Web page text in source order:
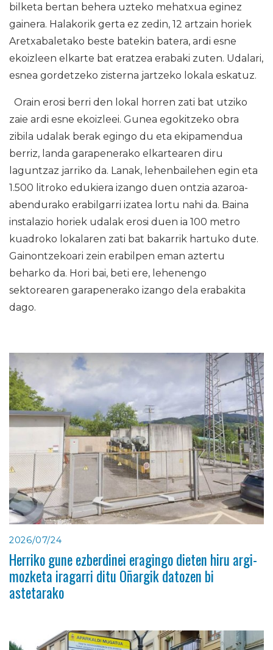
bilketa bertan behera uzteko mehatxua eginez
gainera. Halakorik gerta ez zedin, 12 artzain horiek
Aretxabaletako beste batekin batera, ardi esne
ekoizleen elkarte bat eratzea erabaki zuten. Udalari,
esnea gordetzeko zisterna jartzeko lokala eskatuz.
Orain erosi berri den lokal horren zati bat utziko
zaie ardi esne ekoizleei. Gunea egokitzeko obra
zibila udalak berak egingo du eta ekipamendua
berriz, landa garapenerako elkartearen diru
laguntzaz jarriko da. Lanak, lehenbailehen egin eta
1.500 litroko edukiera izango duen ontzia azaroa-
abendurako erabilgarri izatea lortu nahi da. Baina
instalazio horiek udalak erosi duen ia 100 metro
kuadroko lokalaren zati bat bakarrik hartuko dute.
Gainontzekoari zein erabilpen eman aztertu
beharko da. Hori bai, beti ere, lehenengo
sektorearen garapenerako izango dela erabakita
dago.
2026/07/24
Herriko gune ezberdinei eragingo dieten hiru argi-
mozketa iragarri ditu Oñargik datozen bi
astetarako